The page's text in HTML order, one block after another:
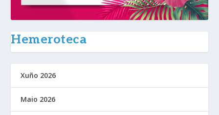
Hemeroteca
Xuño 2026
Maio 2026